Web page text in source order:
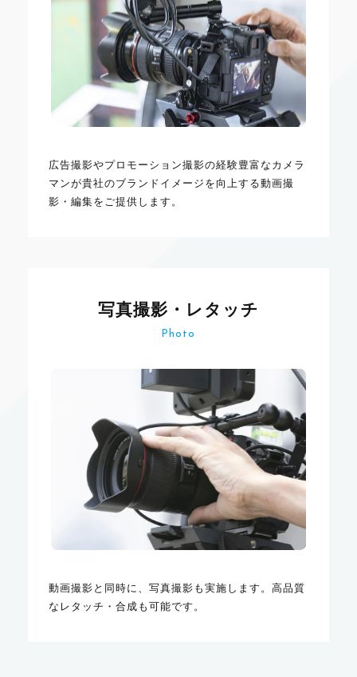
広告撮影やプロモーション撮影の経験豊富なカメラ
マンが貴社のブランドイメージを向上する動画撮
影・編集をご提供します。
写真撮影・レタッチ
Photo
動画撮影と同時に、写真撮影も実施します。高品質
なレタッチ・合成も可能です。